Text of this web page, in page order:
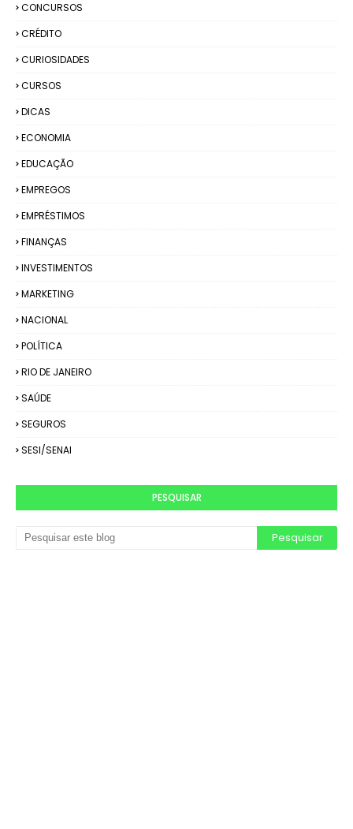
CONCURSOS
CRÉDITO
CURIOSIDADES
CURSOS
DICAS
ECONOMIA
EDUCAÇÃO
EMPREGOS
EMPRÉSTIMOS
FINANÇAS
INVESTIMENTOS
MARKETING
NACIONAL
POLÍTICA
RIO DE JANEIRO
SAÚDE
SEGUROS
SESI/SENAI
PESQUISAR